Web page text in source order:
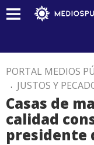
PORTAL MEDIOS
. JUSTOS Y
Casas de
calidad
presidente